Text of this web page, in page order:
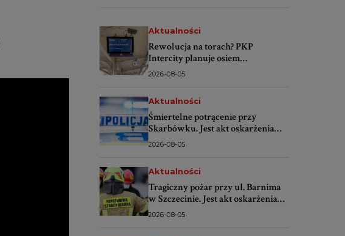
Aktualności
Rewolucja na torach? PKP
Intercity planuje osiem
codziennych pociągów Warszawa–
2026-08-05
Aktualności
Śmiertelne potrącenie przy
Skarbówku. Jest akt oskarżenia
przeciwko 58-letniej kierującej
2026-08-05
Aktualności
Tragiczny pożar przy ul. Barnima
w Szczecinie. Jest akt oskarżenia
przeciwko 46-latkowi
2026-08-05